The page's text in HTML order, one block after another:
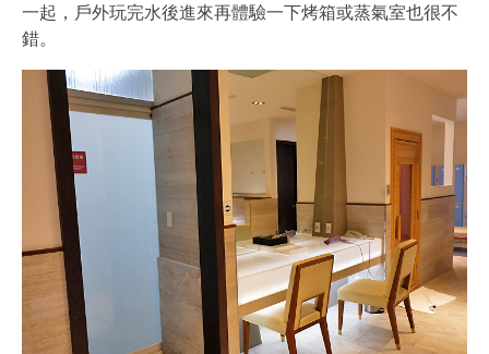
一起，戶外玩完水後進來再體驗一下烤箱或蒸氣室也很不
錯。